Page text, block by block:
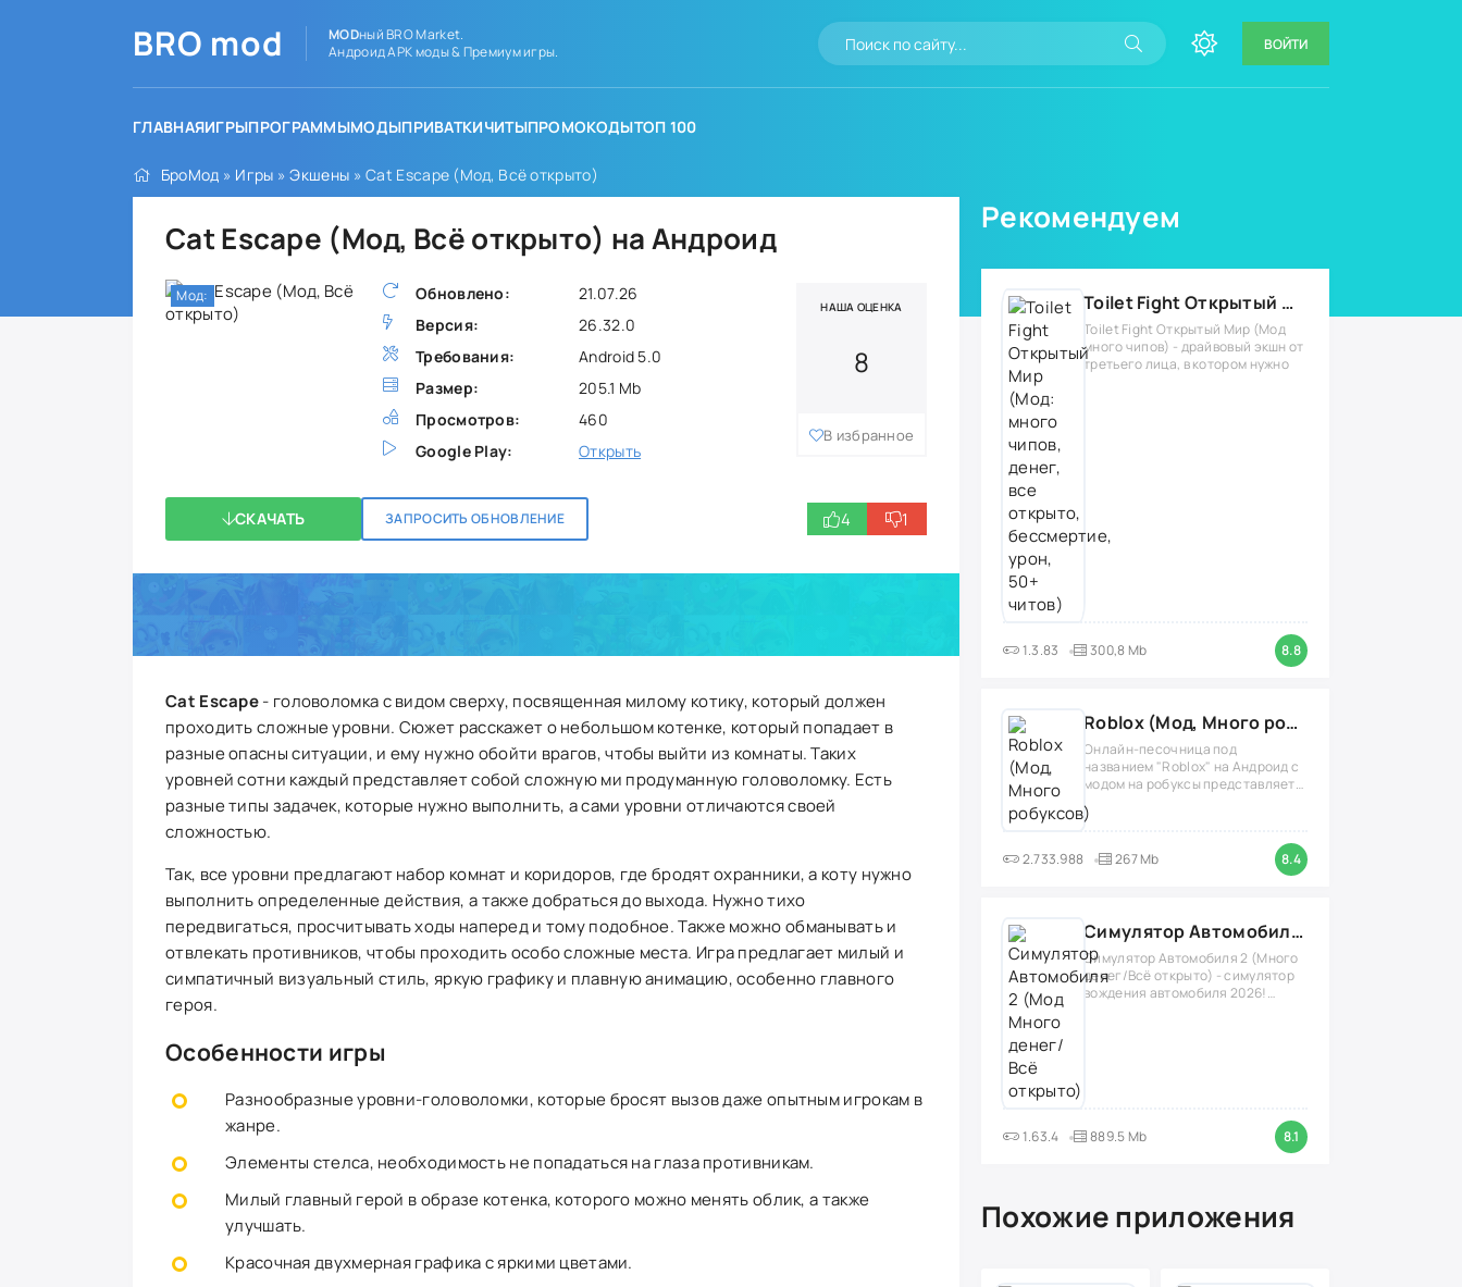
BRO mod MODный BRO Market.
Андроид APK моды & Премиум игры.
ВОЙТИ
ГЛАВНАЯИГРЫПРОГРАММЫМОДЫПРИВАТКИЧИТЫПРОМОКОДЫТОП 100
БроМод » Игры »Экшены » Cat Escape (Мод, Всё открыто)
Cat Escape (Мод, Всё открыто) на Андроид
Обновлено:
21.07.26
Версия:
26.32.0
Требования:
Android 5.0
Размер:
205.1 Mb
Просмотров:
460
Google Play:
Открыть
НАША ОЦЕНКА
8
В избранное
СКАЧАТЬ ЗАПРОСИТЬ ОБНОВЛЕНИЕ 4 1
Мод:
Cat Escape- головоломка с видом сверху, посвященная милому котику, который должен
проходить сложные уровни. Сюжет расскажет о небольшом котенке, который попадает в
разные опасны ситуации, и ему нужно обойти врагов, чтобы выйти из комнаты. Таких
уровней сотни каждый представляет собой сложную ми продуманную головоломку. Есть
разные типы задачек, которые нужно выполнить, а сами уровни отличаются своей
сложностью.
Так, все уровни предлагают набор комнат и коридоров, где бродят охранники, а коту нужно
выполнить определенные действия, а также добраться до выхода. Нужно тихо
передвигаться, просчитывать ходы наперед и тому подобное. Также можно обманывать и
отвлекать противников, чтобы проходить особо сложные места. Игра предлагает милый и
симпатичный визуальный стиль, яркую графику и плавную анимацию, особенно главного
героя.
Особенности игры
Разнообразные уровни-головоломки, которые бросят вызов даже опытным игрокам в
жанре.
Элементы стелса, необходимость не попадаться на глаза противникам.
Милый главный герой в образе котенка, которого можно менять облик, а также
улучшать.
Красочная двухмерная графика с яркими цветами.
Рекомендуем
Toilet Fight Открытый Мир (Мод: много чипов, денег, все открыто, бессмертие, урон, 50+ читов)
Toilet Fight Открытый Мир (Мод
много чипов) - драйвовый экшн от
третьего лица, в котором нужно
1.3.83 300,8 Mb 8.8
Roblox (Мод, Много робуксов)
Онлайн-песочница под
названием "Roblox" на Андроид с
модом на робуксы представляет
собой
2.733.988 267 Mb 8.4
Симулятор Автомобиля 2 (Мод Много денег/Всё открыто)
Симулятор Автомобиля 2 (Много
денег/Всё открыто) - симулятор
вождения автомобиля 2026!
1.63.4 889.5 Mb 8.1
Похожие приложения